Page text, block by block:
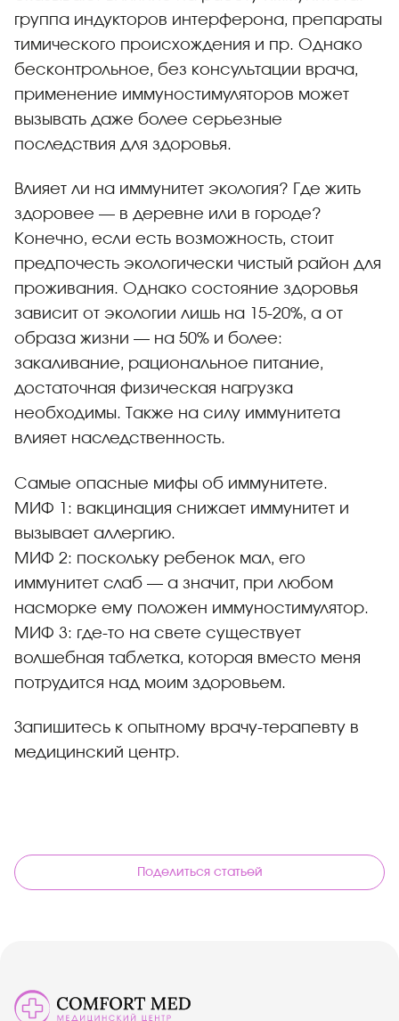
группа индукторов интерферона, препараты
тимического происхождения и пр. Однако
бесконтрольное, без консультации врача,
применение иммуностимуляторов может
вызывать даже более серьезные
последствия для здоровья.
Влияет ли на иммунитет экология? Где жить
здоровее — в деревне или в городе?
Конечно, если есть возможность, стоит
предпочесть экологически чистый район для
проживания. Однако состояние здоровья
зависит от экологии лишь на 15-20%, а от
образа жизни — на 50% и более:
закаливание, рациональное питание,
достаточная физическая нагрузка
необходимы. Также на силу иммунитета
влияет наследственность.
Самые опасные мифы об иммунитете.
МИФ 1: вакцинация снижает иммунитет и
вызывает аллергию.
МИФ 2: поскольку ребенок мал, его
иммунитет слаб — а значит, при любом
насморке ему положен иммуностимулятор.
МИФ 3: где-то на свете существует
волшебная таблетка, которая вместо меня
потрудится над моим здоровьем.
Запишитесь к опытному врачу-терапевту в
медицинский центр.
Поделиться статьей